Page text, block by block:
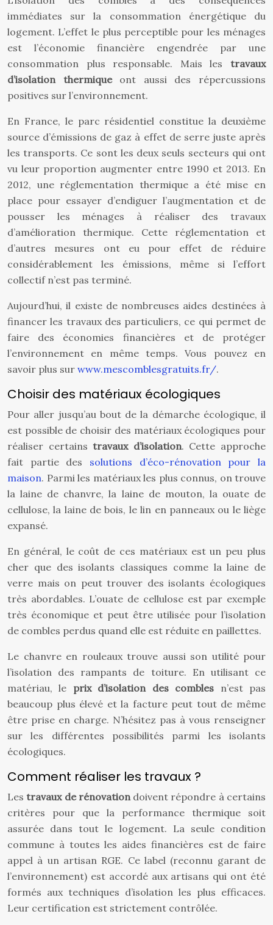
immédiates sur la consommation énergétique du
logement. L’effet le plus perceptible pour les ménages
est l’économie financière engendrée par une
consommation plus responsable. Mais les travaux
d’isolation thermiqueont aussi des répercussions
positives sur l’environnement.
En France, le parc résidentiel constitue la deuxième
source d’émissions de gaz à effet de serre juste après
les transports. Ce sont les deux seuls secteurs qui ont
vu leur proportion augmenter entre 1990 et 2013. En
2012, une réglementation thermique a été mise en
place pour essayer d’endiguer l’augmentation et de
pousser les ménages à réaliser des travaux
d’amélioration thermique. Cette réglementation et
d’autres mesures ont eu pour effet de réduire
considérablement les émissions, même si l’effort
collectif n’est pas terminé.
Aujourd’hui, il existe de nombreuses aides destinées à
financer les travaux des particuliers, ce qui permet de
faire des économies financières et de protéger
l’environnement en même temps. Vous pouvez en
savoir plus sur www.mescomblesgratuits.fr/.
Choisir des matériaux écologiques
Pour aller jusqu’au bout de la démarche écologique, il
est possible de choisir des matériaux écologiques pour
réaliser certains travaux d’isolation. Cette approche
fait partie des solutions d’éco-rénovation pour la
maison. Parmi les matériaux les plus connus, on trouve
la laine de chanvre, la laine de mouton, la ouate de
cellulose, la laine de bois, le lin en panneaux ou le liège
expansé.
En général, le coût de ces matériaux est un peu plus
cher que des isolants classiques comme la laine de
verre mais on peut trouver des isolants écologiques
très abordables. L’ouate de cellulose est par exemple
très économique et peut être utilisée pour l’isolation
de combles perdus quand elle est réduite en paillettes.
Le chanvre en rouleaux trouve aussi son utilité pour
l’isolation des rampants de toiture. En utilisant ce
matériau, le prix d’isolation des combles n’est pas
beaucoup plus élevé et la facture peut tout de même
être prise en charge. N’hésitez pas à vous renseigner
sur les différentes possibilités parmi les isolants
écologiques.
Comment réaliser les travaux ?
Les travaux de rénovationdoivent répondre à certains
critères pour que la performance thermique soit
assurée dans tout le logement. La seule condition
commune à toutes les aides financières est de faire
appel à un artisan RGE. Ce label (reconnu garant de
l’environnement) est accordé aux artisans qui ont été
formés aux techniques d’isolation les plus efficaces.
Leur certification est strictement contrôlée.